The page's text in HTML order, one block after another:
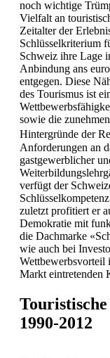
noch wichtige
Vielfalt an
Zeitalter der
Schlüsselkriterium
Schweiz ihre Lage
Anbindung ans
entgegen. Diese
des Tourismus ist
sowie die
Hintergründe der
Anforderungen an
gastge­werblicher
verfügt der
zuletzt profitiert er
Demokratie mit
die Dachmarke
wie auch bei
Wettbewerbsvorteil
Markt eintretenden
1990-2012